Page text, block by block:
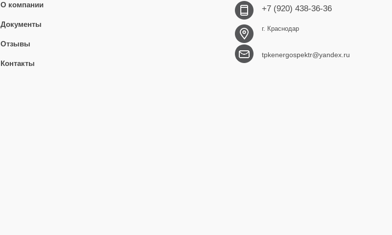
О компании
Документы
Отзывы
Контакты
+7 (920) 438-36-36
г. Краснодар
tpkenergospektr@yandex.ru